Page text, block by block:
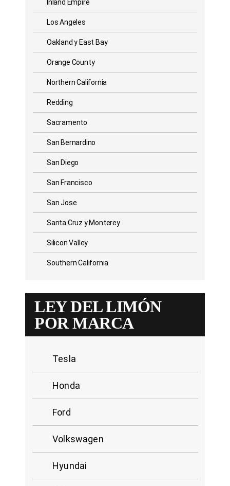
Inland Empire
Los Angeles
Oakland y East Bay
Orange County
Northern California
Redding
Sacramento
San Bernardino
San Diego
San Francisco
San Jose
Santa Cruz y Monterey
Silicon Valley
Southern California
LEY DEL LIMÓN
POR MARCA
Tesla
Honda
Ford
Volkswagen
Hyundai